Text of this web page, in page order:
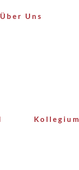
Über Uns
Kollegium